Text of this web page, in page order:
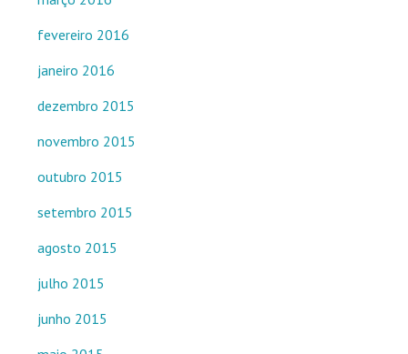
fevereiro 2016
janeiro 2016
dezembro 2015
novembro 2015
outubro 2015
setembro 2015
agosto 2015
julho 2015
junho 2015